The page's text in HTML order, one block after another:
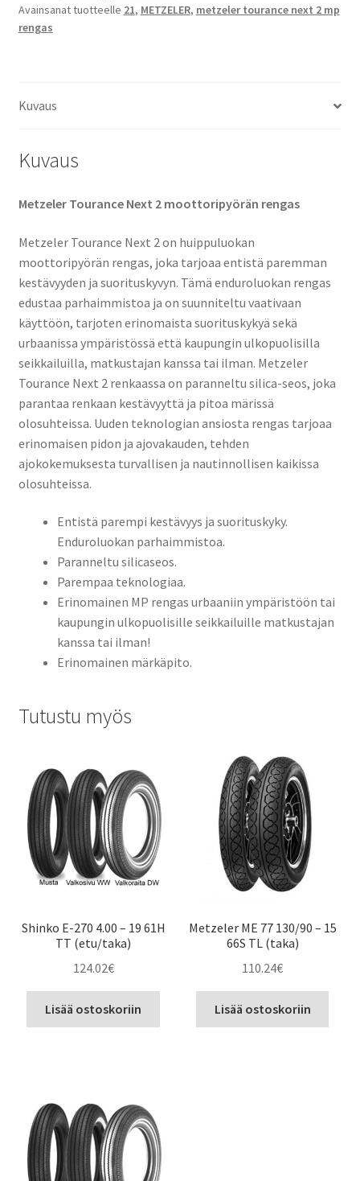
21
(54V)
Avainsanat tuotteelle 21, METZELER, metzeler tourance next 2 mp
rengas
Kuvaus
Kuvaus
Metzeler Tourance Next 2 moottoripyörän rengas
Metzeler Tourance Next 2 on huippuluokan
moottoripyörän rengas, joka tarjoaa entistä paremman
kestävyyden ja suorituskyvyn. Tämä enduroluokan rengas
edustaa parhaimmistoa ja on suunniteltu vaativaan
käyttöön, tarjoten erinomaista suorituskykyä sekä
urbaanissa ympäristössä että kaupungin ulkopuolisilla
seikkailuilla, matkustajan kanssa tai ilman. Metzeler
Tourance Next 2 renkaassa on paranneltu silica-seos, joka
parantaa renkaan kestävyyttä ja pitoa märissä
olosuhteissa. Uuden teknologian ansiosta rengas tarjoaa
erinomaisen pidon ja ajovakauden, tehden
ajokokemuksesta turvallisen ja nautinnollisen kaikissa
olosuhteissa.
Entistä parempi kestävyys ja suorituskyky.
Enduroluokan parhaimmistoa.
Paranneltu silicaseos.
Parempaa teknologiaa.
Erinomainen MP rengas urbaaniin ympäristöön tai
kaupungin ulkopuolisille seikkailuille matkustajan
kanssa tai ilman!
Erinomainen märkäpito.
Tutustu myös
Shinko E-270 4.00 – 19 61H
TT (etu/taka)
124.02€
Lisää ostoskoriin
Metzeler ME 77 130/90 – 15
66S TL (taka)
110.24€
Lisää ostoskoriin